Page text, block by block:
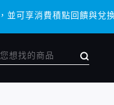
可享消費積點回饋與兌換
可享消費積點回饋與兌換